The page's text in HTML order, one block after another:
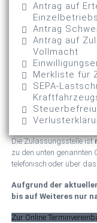
Antrag auf
Antrag
Antrag auf
Vollmacht
Merkliste für
SEPA-
Die Zulassungsstelle ist
zu den unten genannten
telefonisch oder über
Aufgrund der
bis auf Weiteres nur
Zur Online